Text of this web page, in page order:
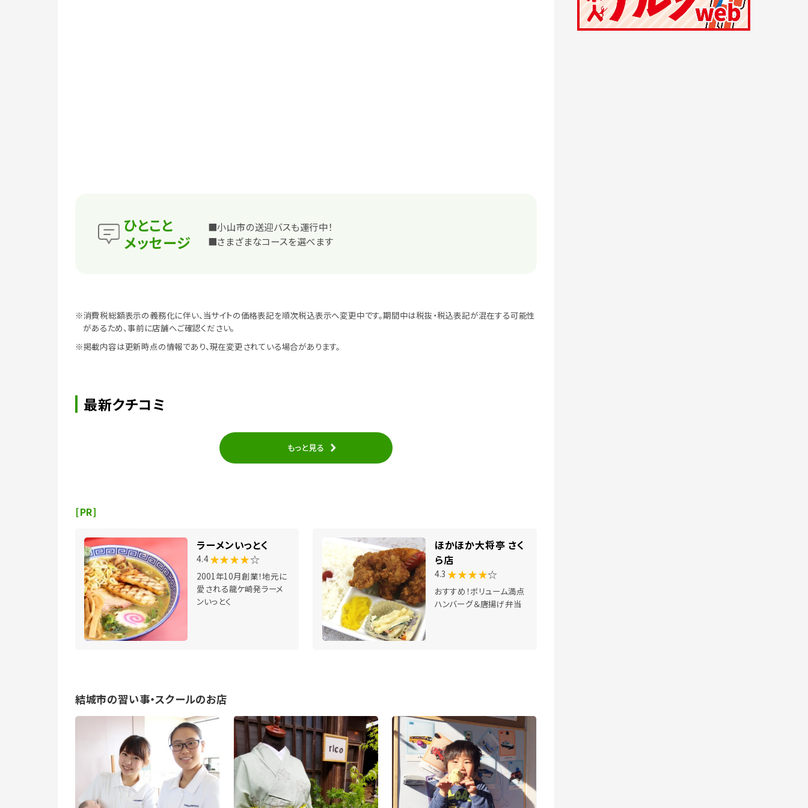
ひとこと
メッセージ
■小山市の送迎バスも運行中！
■さまざまなコースを選べます
※消費税総額表示の義務化に伴い、当サイトの価格表記を順次税込表示へ変更中です。期間中は税抜・税込表記が混在する可能性
があるため、事前に店舗へご確認ください。
※掲載内容は更新時点の情報であり、現在変更されている場合があります。
最新クチコミ
もっと見る
[PR]
ラーメンいっとく
4.4★★★★☆
2001年10月創業！地元に
愛される龍ケ崎発ラーメ
ンいっとく
ほかほか大将亭 さく
ら店
4.3 ★★★★☆
おすすめ！ボリューム満点
ハンバーグ＆唐揚げ弁当
結城市の習い事・スクールのお店